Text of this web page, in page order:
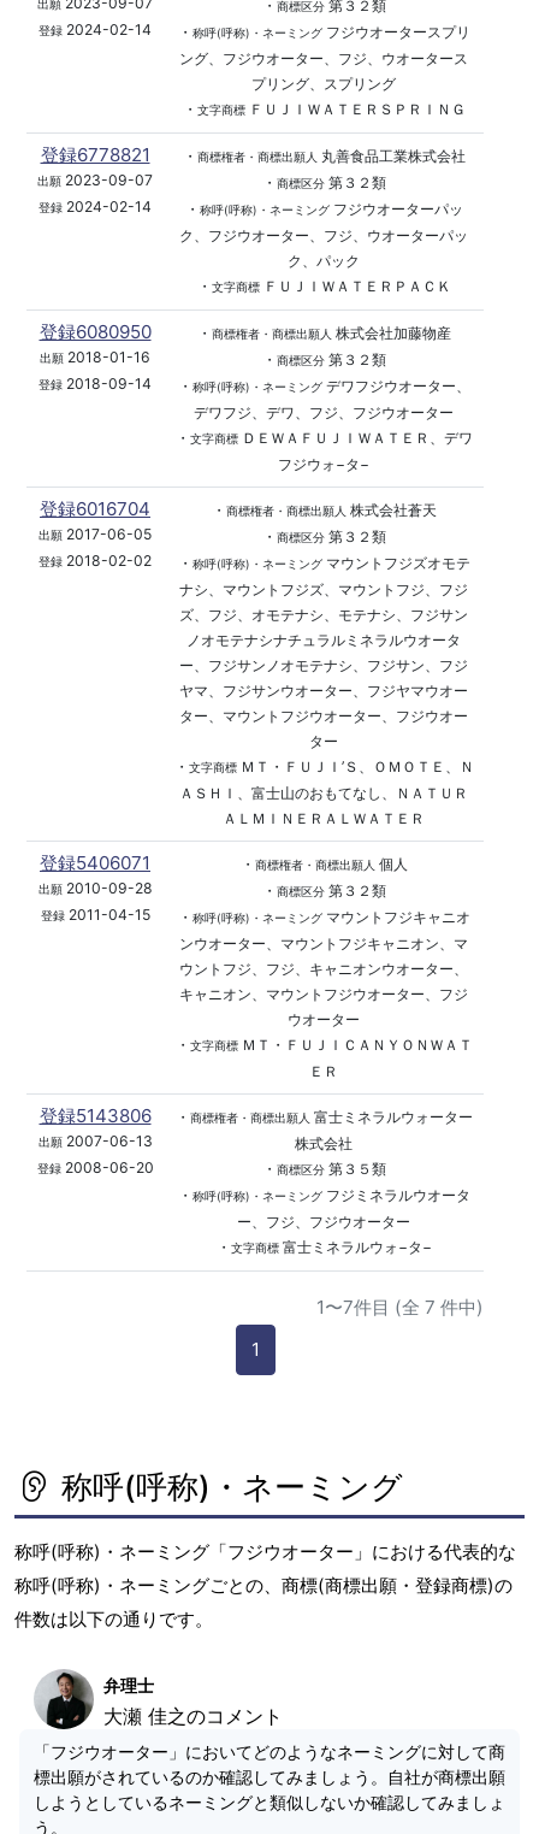
出願
登録 2024-02-14
・ 商標区分第３２類
・ 称呼(呼称)・ネーミングフジウオータースプリ
ング、フジウオーター、フジ、ウオータース
プリング、スプリング
・ 文字商標ＦＵＪＩＷＡＴＥＲＳＰＲＩＮＧ
登録6778821
出願 2023-09-07
登録 2024-02-14
・ 商標権者・商標出願人
丸善食品工業株式会社
・ 商標区分第３２類
・ 称呼(呼称)・ネーミングフジウオーターパッ
ク、フジウオーター、フジ、ウオーターパッ
ク、パック
・ 文字商標ＦＵＪＩＷＡＴＥＲＰＡＣＫ
登録6080950
出願 2018-01-16
登録 2018-09-14
・ 商標権者・商標出願人 株式会社加藤物産
・ 商標区分第３２類
・ 称呼(呼称)・ネーミングデワフジウオーター、
デワフジ、デワ、フジ、フジウオーター
・ 文字商標ＤＥＷＡＦＵＪＩＷＡＴＥＲ、デワ
フジウォ−タ−
登録6016704
出願 2017-06-05
登録 2018-02-02
・ 商標権者・商標出願人 株式会社蒼天
・ 商標区分第３２類
・ 称呼(呼称)・ネーミングマウントフジズオモテ
ナシ、マウントフジズ、マウントフジ、フジ
ズ、フジ、オモテナシ、モテナシ、フジサン
ノオモテナシナチュラルミネラルウオータ
ー、フジサンノオモテナシ、フジサン、フジ
ヤマ、フジサンウオーター、フジヤマウオー
ター、マウントフジウオーター、フジウオー
ター
・ 文字商標ＭＴ・ＦＵＪＩ’Ｓ、ＯＭＯＴＥ、Ｎ
ＡＳＨＩ、富士山のおもてなし、ＮＡＴＵＲ
ＡＬＭＩＮＥＲＡＬＷＡＴＥＲ
登録5406071
出願2010-09-28
登録2011-04-15
・ 商標権者・商標出願人 個人
・ 商標区分第３２類
・ 称呼(呼称)・ネーミングマウントフジキャニオ
ンウオーター、マウントフジキャニオン、マ
ウントフジ、フジ、キャニオンウオーター、
キャニオン、マウントフジウオーター、フジ
ウオーター
・ 文字商標ＭＴ・ＦＵＪＩＣＡＮＹＯＮＷＡＴ
ＥＲ
登録5143806
出願2007-06-13
登録2008-06-20
・ 商標権者・商標出願人 富士ミネラルウォーター
株式会社
・ 商標区分第３５類
・ 称呼(呼称)・ネーミングフジミネラルウオータ
ー、フジ、フジウオーター
・ 文字商標富士ミネラルウォ−タ−
1〜7件目 (全 7 件中)
1
称呼(呼称)・ネーミング
称呼(呼称)・ネーミング「フジウオーター」における代表的な
称呼(呼称)・ネーミングごとの、商標(商標出願・登録商標)の
件数は以下の通りです。
弁理士
大瀬 佳之のコメント
「フジウオーター」においてどのようなネーミングに対して商
標出願がされているのか確認してみましょう。自社が商標出願
しようとしているネーミングと類似しないか確認してみましょ
う。